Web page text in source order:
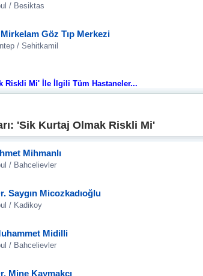
/ Besiktas
Göz Tıp Merkezi
/ Sehitkamil
Riskli Mi' İle İlgili Tüm Hastaneler...
'Sik Kurtaj Olmak Riskli Mi'
Mihmanlı
/ Bahcelievler
Saygın Micozkadıoğlu
/ Kadikoy
Midilli
/ Bahcelievler
Mine Kaymakçı